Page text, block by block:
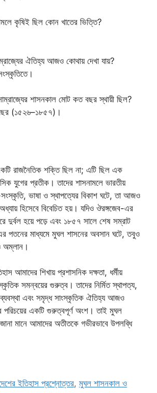
কৃষিই ছিল কোন খাতের ভিত্তি?
ঐতিহ্য আজও কোথায় দেখা যায়?
শাসনকাল মোট কত বছর স্থায়ী ছিল?
(১৫২৬–১৮৫৭)।
রাজনৈতিক শক্তি ছিল না; এটি ছিল এক
যুগের প্রতীক। তাদের শাসনামলে ভারতীয়
সংস্কৃতি, ভাষা ও স্থাপত্যের বিকাশ ঘটে, তা আজও
হিসেবে বিবেচিত হয়। যদিও ঔরঙ্গজেব-এর
দুর্বল হয়ে পড়ে এবং ১৮৫৭ সালে শেষ সম্রাট
পতনের মাধ্যমে মুঘল শাসনের অবসান ঘটে, তবুও
অম্লান।
আমাদের শিখায় প্রশাসনিক দক্ষতা, ধর্মীয়
সমন্বয়ের গুরুত্ব। তাদের নির্মিত স্থাপত্য,
ব্যবস্থা এবং সমৃদ্ধ সাংস্কৃতিক ঐতিহ্য আজও
পরিচয়ের একটি গুরুত্বপূর্ণ অংশ। তাই মুঘল
মানে আমাদের অতীতকে গভীরভাবে উপলব্ধি
ইতিহাস প্রশ্নোত্তর,মুঘল শাসনকাল ও